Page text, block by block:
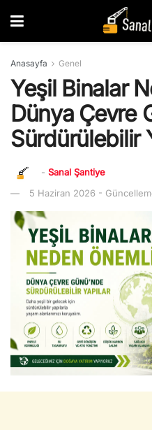
Anasayfa Genel
Yeşil Binalar
Dünya Çevre
Sürdürülebilir
- Sanal Şantiye
5 Haziran 2026 -